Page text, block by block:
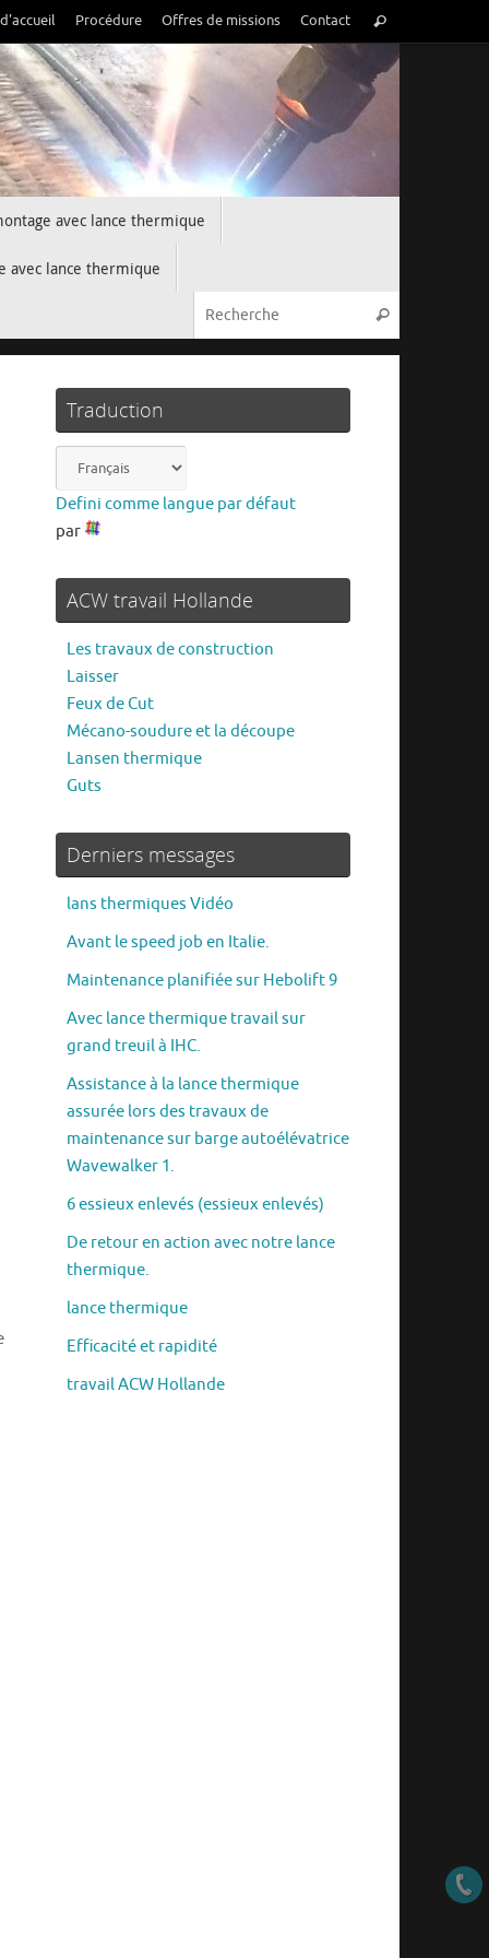
Procédure Offres de missions Contact Recherche
avec lance thermique
avec lance thermique
Recherche
Traduction
Defini comme langue par défaut
par
ACW travail Hollande
Les travaux de construction
Laisser
Feux de Cut
Mécano-soudure et la découpe
Lansen thermique
Guts
Derniers messages
lans thermiques Vidéo
Avant le speed job en Italie.
Maintenance planifiée sur Hebolift 9
Avec lance thermique travail sur
grand treuil à IHC.
Assistance à la lance thermique
assurée lors des travaux de
maintenance sur barge autoélévatrice
Wavewalker 1.
6 essieux enlevés (essieux enlevés)
De retour en action avec notre lance
thermique.
lance thermique
Efficacité et rapidité
travail ACW Hollande